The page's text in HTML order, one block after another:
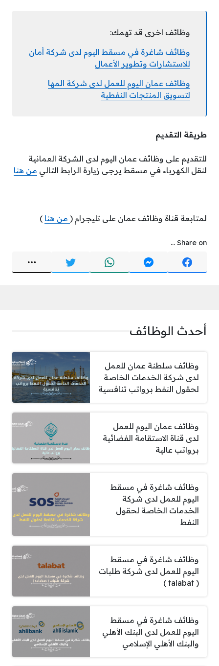
وظائف اخرى قد تهمك:
وظائف شاغرة في مسقط اليوم لدى شركة أمان
للاستشارات وتطوير الأعمال
وظائف عمان اليوم للعمل لدى شركة المها
لتسويق المنتجات النفطية
طريقة التقديم
للتقديم على وظائف عمان اليوم لدى الشركة العمانية
لنقل الكهرباء في مسقط يرجى زيارة الرابط التالي من هنا
لمتابعة قناة وظائف عمان على تليجرام ( من هنا )
Share on ...
أحدث الوظائف
وظائف سلطنة عمان للعمل
لدى شركة الخدمات الخاصة
لحقول النفط برواتب تنافسية
وظائف عمان اليوم للعمل
لدى قناة الاستقامة الفضائية
برواتب عالية
وظائف شاغرة في مسقط
اليوم للعمل لدى شركة
الخدمات الخاصة لحقول
النفط
وظائف شاغرة في مسقط
اليوم للعمل لدى شركة طلبات
( talabat )
وظائف شاغرة في مسقط
اليوم للعمل لدى البنك الأهلي
والبنك الأهلي الإسلامي